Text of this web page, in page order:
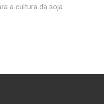
a cultura da soja.